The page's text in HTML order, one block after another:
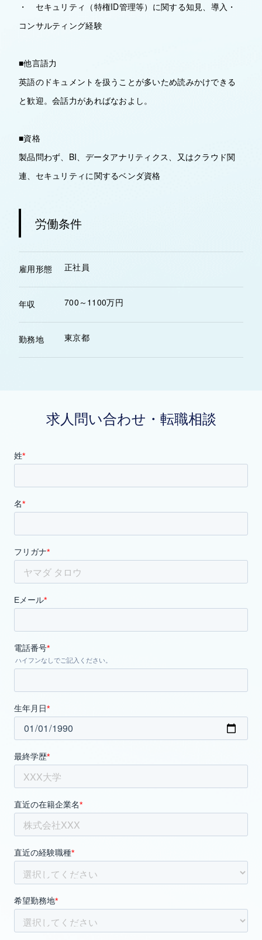
・ セキュリティ（特権ID管理等）に関する知見、導入・
コンサルティング経験
■他言語力
英語のドキュメントを扱うことが多いため読みかけできる
と歓迎。会話力があればなおよし。
■資格
製品問わず、BI、データアナリティクス、又はクラウド関
連、セキュリティに関するベンダ資格
労働条件
雇用形態 正社員
年収 700～1100万円
勤務地 東京都
求人問い合わせ・転職相談